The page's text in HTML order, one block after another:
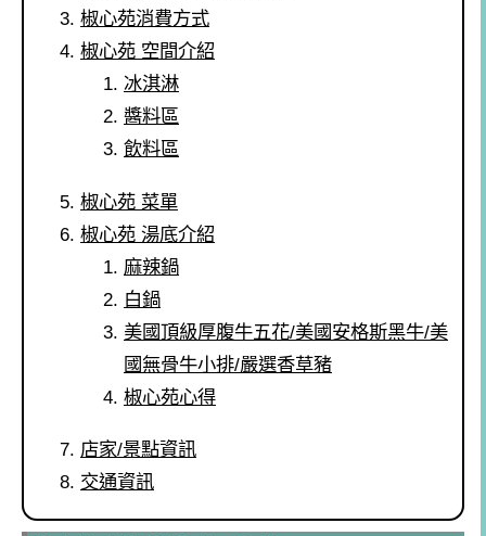
椒心苑消費方式
椒心苑 空間介紹
冰淇淋
醬料區
飲料區
椒心苑 菜單
椒心苑 湯底介紹
麻辣鍋
白鍋
美國頂級厚腹牛五花/美國安格斯黑牛/美
國無骨牛小排/嚴選香草豬
椒心苑心得
店家/景點資訊
交通資訊